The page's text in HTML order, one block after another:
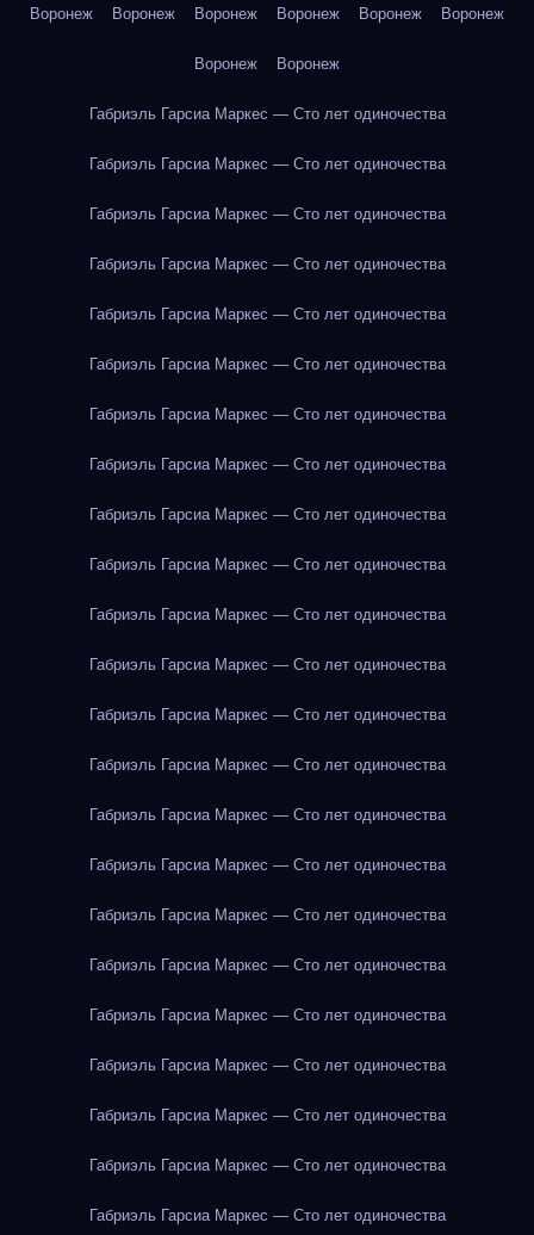
Воронеж Воронеж Воронеж Воронеж Воронеж Воронеж
Воронеж Воронеж
Габриэль Гарсиа Маркес — Сто лет одиночества
Габриэль Гарсиа Маркес — Сто лет одиночества
Габриэль Гарсиа Маркес — Сто лет одиночества
Габриэль Гарсиа Маркес — Сто лет одиночества
Габриэль Гарсиа Маркес — Сто лет одиночества
Габриэль Гарсиа Маркес — Сто лет одиночества
Габриэль Гарсиа Маркес — Сто лет одиночества
Габриэль Гарсиа Маркес — Сто лет одиночества
Габриэль Гарсиа Маркес — Сто лет одиночества
Габриэль Гарсиа Маркес — Сто лет одиночества
Габриэль Гарсиа Маркес — Сто лет одиночества
Габриэль Гарсиа Маркес — Сто лет одиночества
Габриэль Гарсиа Маркес — Сто лет одиночества
Габриэль Гарсиа Маркес — Сто лет одиночества
Габриэль Гарсиа Маркес — Сто лет одиночества
Габриэль Гарсиа Маркес — Сто лет одиночества
Габриэль Гарсиа Маркес — Сто лет одиночества
Габриэль Гарсиа Маркес — Сто лет одиночества
Габриэль Гарсиа Маркес — Сто лет одиночества
Габриэль Гарсиа Маркес — Сто лет одиночества
Габриэль Гарсиа Маркес — Сто лет одиночества
Габриэль Гарсиа Маркес — Сто лет одиночества
Габриэль Гарсиа Маркес — Сто лет одиночества